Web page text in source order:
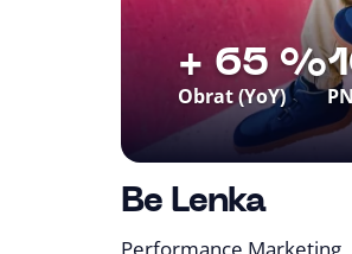
Obrat (YoY)
+ 65 %
Už 3 roky riadime
barefoot značku
Spolupráca
Be Lenka